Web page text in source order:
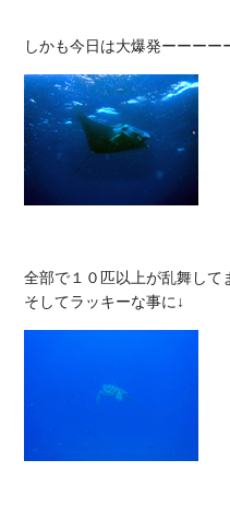
全部で１０匹以上が乱舞して